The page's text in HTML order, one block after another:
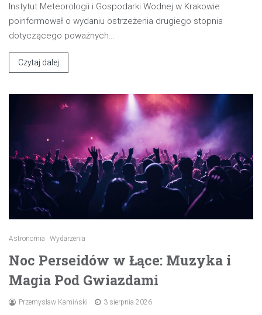
Instytut Meteorologii i Gospodarki Wodnej w Krakowie
poinformował o wydaniu ostrzeżenia drugiego stopnia
dotyczącego poważnych…
Czytaj dalej
Astronomia Wydarzenia
Noc Perseidów w Łące: Muzyka i
Magia Pod Gwiazdami
Przemysław Kamiński 3 sierpnia 2026